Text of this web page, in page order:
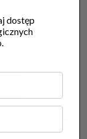
z…
– LOGATHERM
AR
dostęp